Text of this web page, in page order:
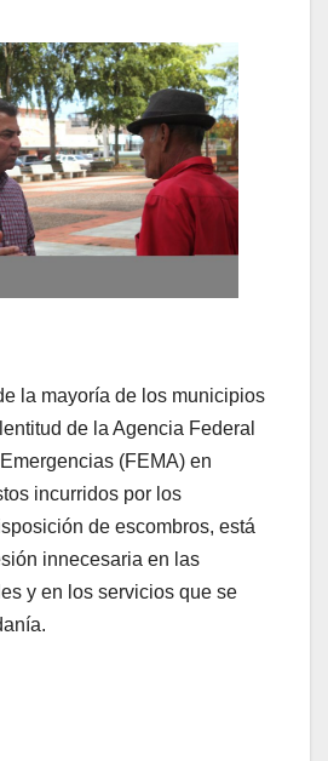
la mayoría de los municipios
de la Agencia Federal
(FEMA) en
incurridos por los
de escombros, está
innecesaria en las
y en los servicios que se